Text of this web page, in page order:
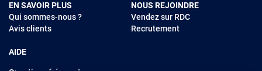
EN SAVOIR PLUS
Qui sommes-nous ?
Avis clients
AIDE
NOUS REJOINDRE
Vendez sur RDC
Recrutement